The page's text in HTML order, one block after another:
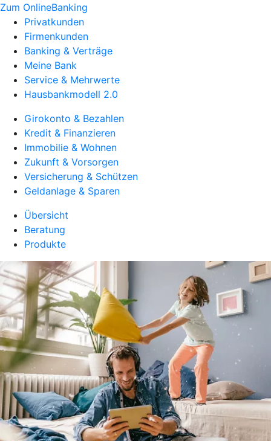
Zum OnlineBanking
Privatkunden
Firmenkunden
Banking & Verträge
Meine Bank
Service & Mehrwerte
Hausbankmodell 2.0
Girokonto & Bezahlen
Kredit & Finanzieren
Immobilie & Wohnen
Zukunft & Vorsorgen
Versicherung & Schützen
Geldanlage & Sparen
Übersicht
Beratung
Produkte